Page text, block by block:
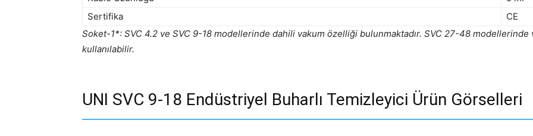
Sertifika
CE
Soket-1*: SVC 4.2 ve SVC 9-18 modellerinde dahili vakum özelliği bulunmaktadır. SVC 27-48
kullanılabilir.
UNI SVC 9-18 Endüstriyel Buharlı Temizleyici Ürün Görselleri